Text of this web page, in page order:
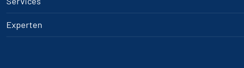
Experten